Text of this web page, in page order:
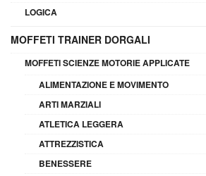
LOGICA
MOFFETI TRAINER DORGALI
MOFFETI SCIENZE MOTORIE APPLICATE
ALIMENTAZIONE E MOVIMENTO
ARTI MARZIALI
ATLETICA LEGGERA
ATTREZZISTICA
BENESSERE